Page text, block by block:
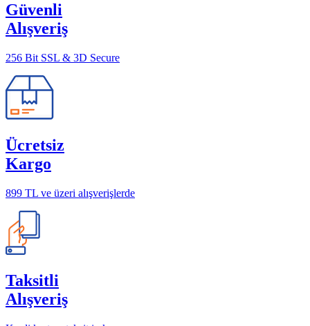
Güvenli
Alışveriş
256 Bit SSL & 3D Secure
Ücretsiz
Kargo
899 TL ve üzeri alışverişlerde
Taksitli
Alışveriş